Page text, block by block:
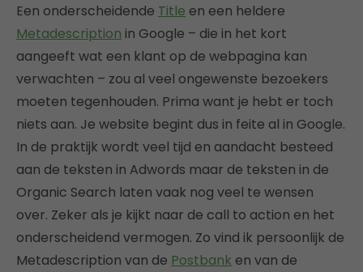
Een onderscheidende Title en een heldere
Metadescription in Google – die in het kort
aangeeft wat een klant op de webpagina kan
verwachten – zou al veel ongewenste bezoekers
moeten tegenhouden. Prima want je hebt er toch
niets aan. Je website begint dus in feite al in Google.
In de praktijk wordt veel tijd en aandacht besteed
aan de teksten in Adwords maar de teksten in de
Organic Search laten vaak nog veel te wensen
over. Zeker als je kijkt naar de call to action en het
onderscheidend vermogen. Zo vind ik persoonlijk de
Metadescription van de Postbank en van de